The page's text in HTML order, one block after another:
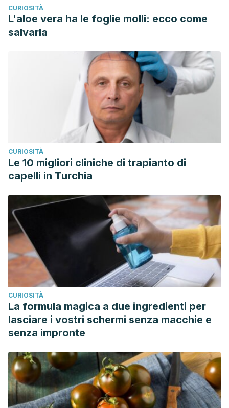
I.”MEDICINA (Buenos Aires)
CURIOSITÀ
L'aloe vera ha le foglie molli: ecco come
salvarla
CURIOSITÀ
Le 10 migliori cliniche di trapianto di
capelli in Turchia
CURIOSITÀ
La formula magica a due ingredienti per
lasciare i vostri schermi senza macchie e
senza impronte